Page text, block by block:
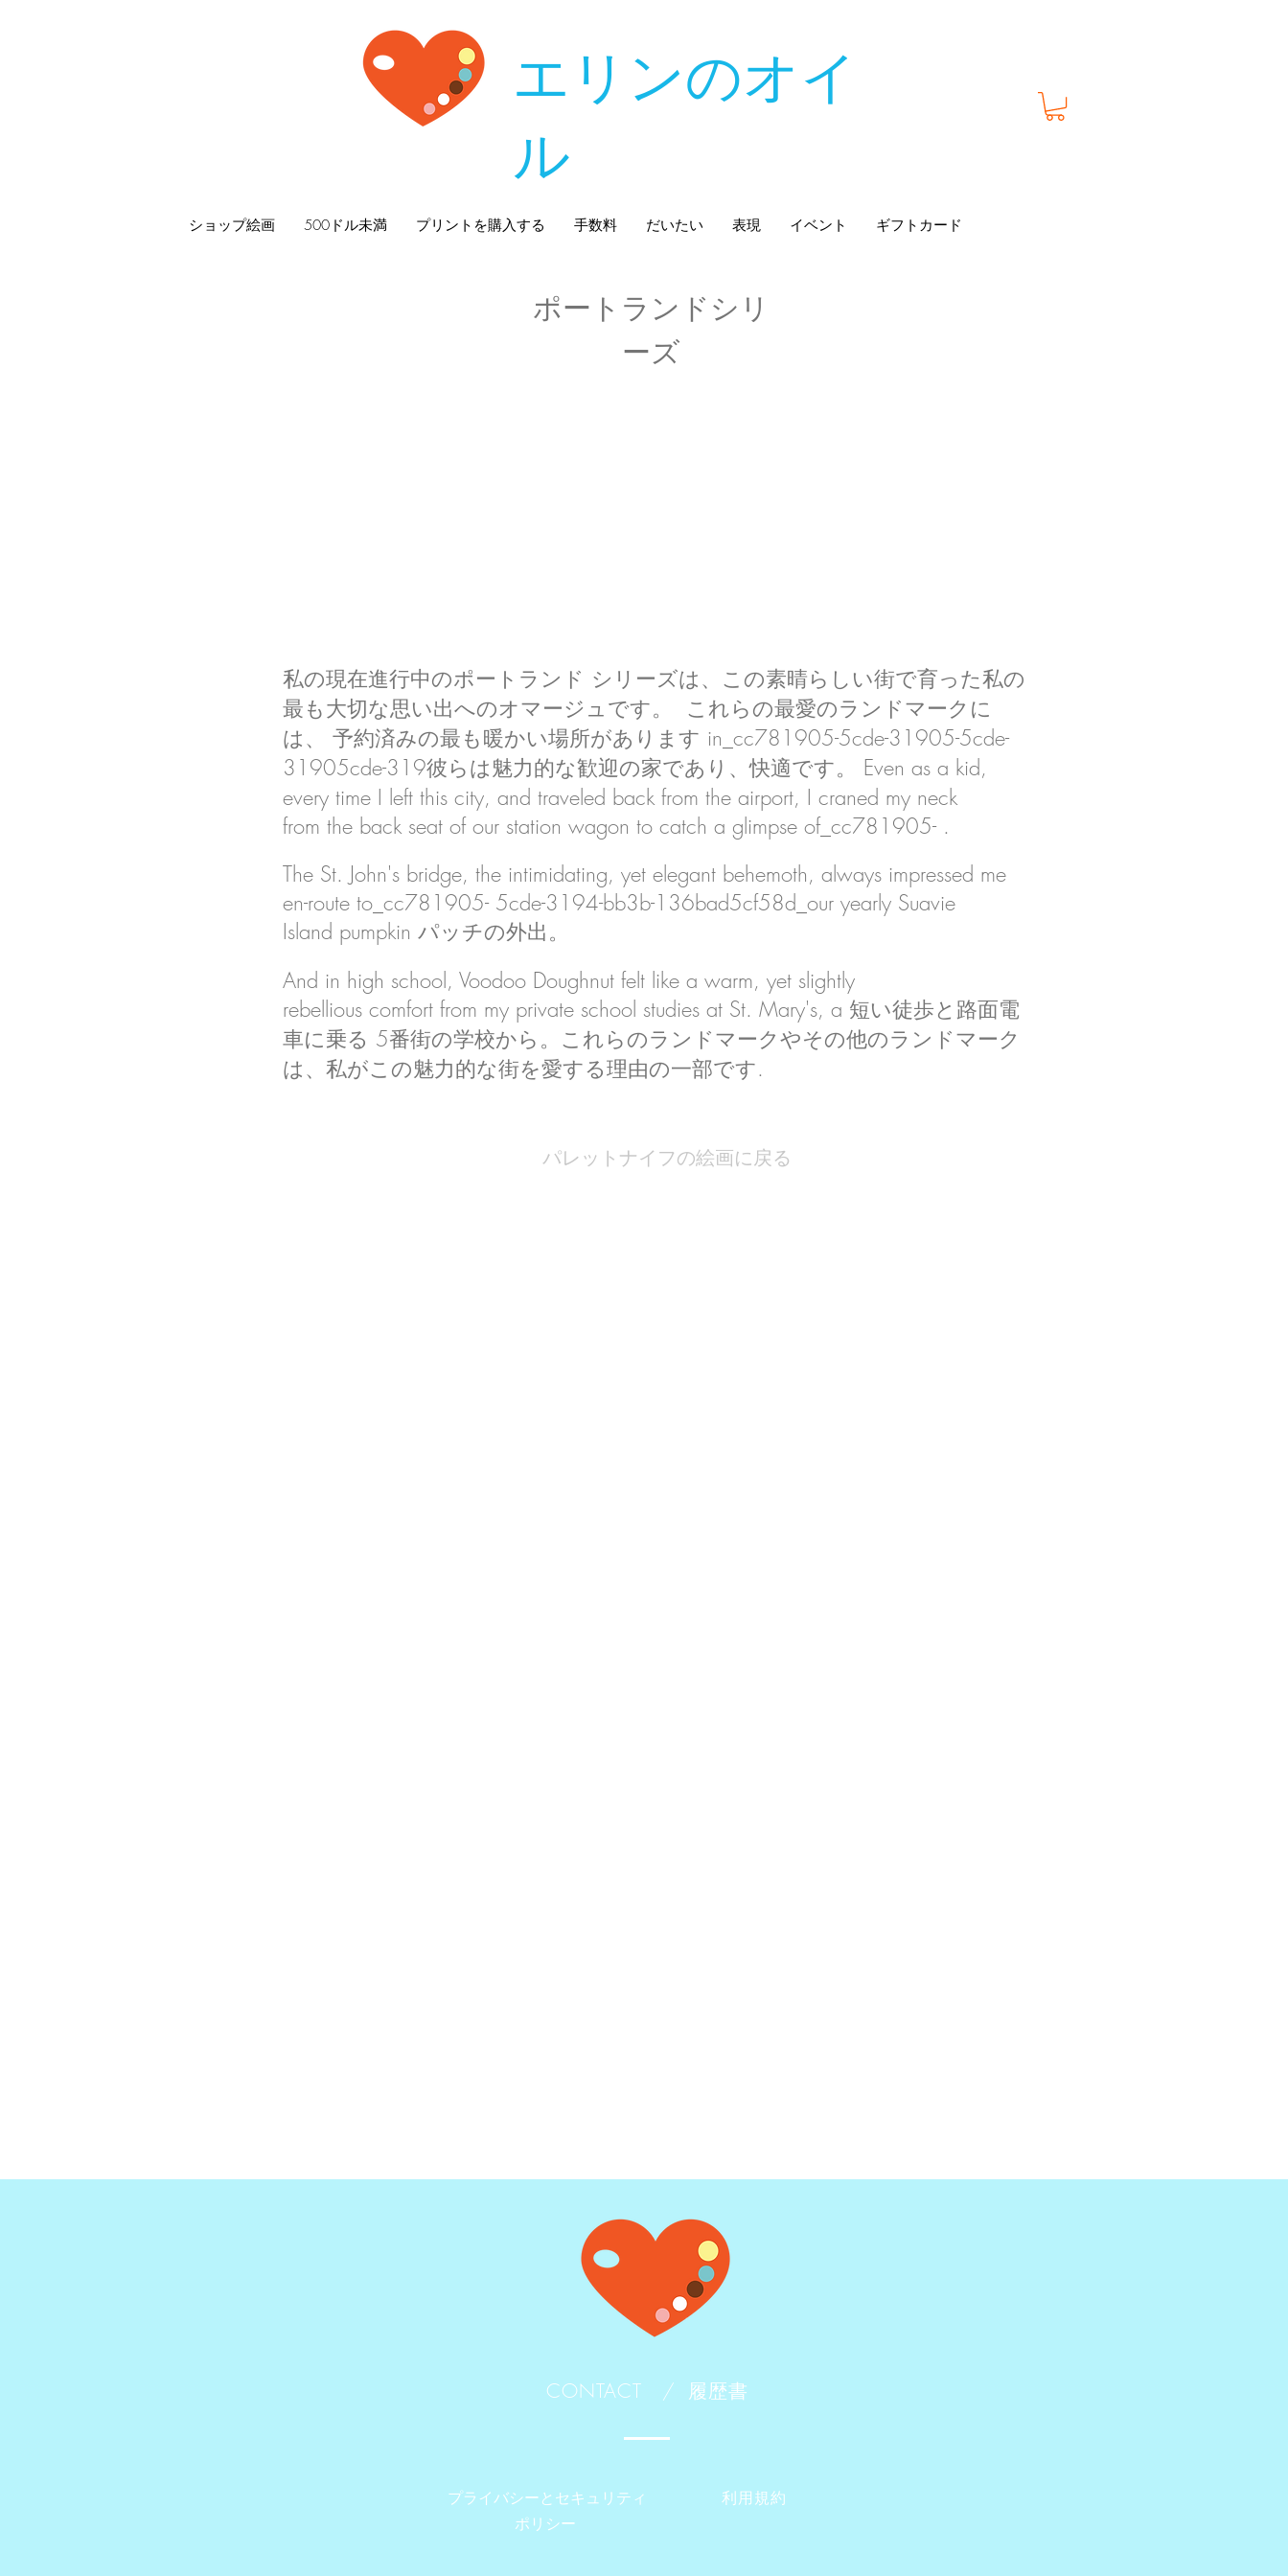
エリンのオイ
ル
ショップ絵画 500ドル未満 プリントを購入する 手数料 だいたい 表現 イベント ギフトカード
ポートランドシリ
ーズ
私の現在進行中のポートランド シリーズは、この素晴らしい街で育った私の
最も大切な思い出へのオマージュです。 これらの最愛のランドマークに
は、 予約済みの最も暖かい場所があります in_cc781905-5cde-31905-5cde-
31905cde-319彼らは魅力的な歓迎の家であり、快適です。 Even as a kid,
every time I left this city, and traveled back from the airport, I craned my neck
from the back seat of our station wagon to catch a glimpse of_cc781905- .
The St. John's bridge, the intimidating, yet elegant behemoth, always impressed me
en-route to_cc781905- 5cde-3194-bb3b-136bad5cf58d_our yearly Suavie
Island pumpkin パッチの外出。
And in high school, Voodoo Doughnut felt like a warm, yet slightly
rebellious comfort from my private school studies at St. Mary's, a 短い徒歩と路面電
車に乗る 5番街の学校から。これらのランドマークやその他のランドマーク
は、私がこの魅力的な街を愛する理由の一部です.
パレットナイフの絵画に戻る
CONTACT / 履歴書
プライバシーとセキュリティ
ポリシー
利用規約